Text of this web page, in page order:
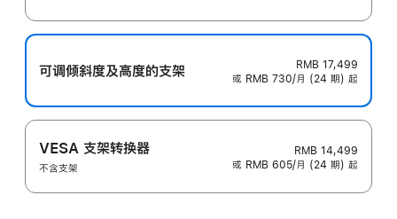
可调倾斜度及高‍度的支‍架
RMB 17,499
或 RMB 730/月 (24 期) 起
VESA 支架转换器
不含支架
RMB 14,499
或 RMB 605/月 (24 期) 起